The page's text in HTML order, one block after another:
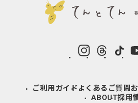
instagramThreads TikTok
ご利用ガイドよくあるご質問
ABOUT採用